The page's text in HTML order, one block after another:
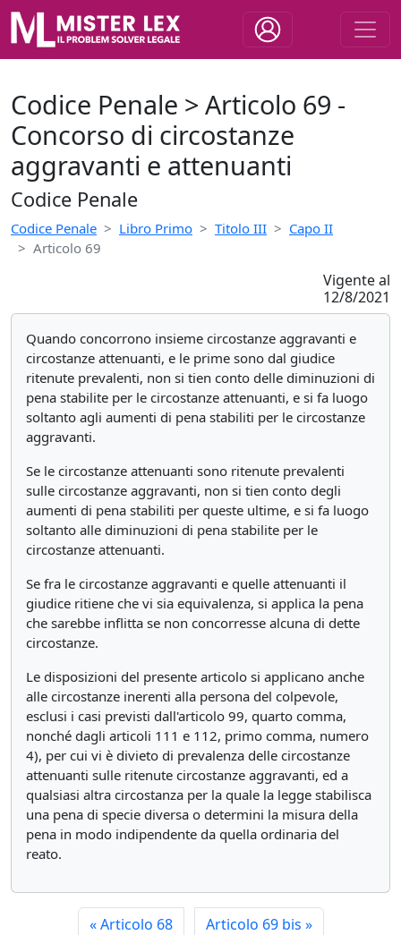
Codice Penale > Articolo 69 -
Concorso di circostanze
aggravanti e attenuanti
Codice Penale
Codice Penale Libro Primo Titolo III
Capo II
Articolo 69
Vigente al
12/8/2021
Quando concorrono insieme circostanze aggravanti e
circostanze attenuanti, e le prime sono dal giudice
ritenute prevalenti, non si tien conto delle diminuzioni di
pena stabilite per le circostanze attenuanti, e si fa luogo
soltanto agli aumenti di pena stabiliti per le circostanze
aggravanti.
Se le circostanze attenuanti sono ritenute prevalenti
sulle circostanze aggravanti, non si tien conto degli
aumenti di pena stabiliti per queste ultime, e si fa luogo
soltanto alle diminuzioni di pena stabilite per le
circostanze attenuanti.
Se fra le circostanze aggravanti e quelle attenuanti il
giudice ritiene che vi sia equivalenza, si applica la pena
che sarebbe inflitta se non concorresse alcuna di dette
circostanze.
Le disposizioni del presente articolo si applicano anche
alle circostanze inerenti alla persona del colpevole,
esclusi i casi previsti dall'articolo 99, quarto comma,
nonché dagli articoli 111 e 112, primo comma, numero
4), per cui vi è divieto di prevalenza delle circostanze
attenuanti sulle ritenute circostanze aggravanti, ed a
qualsiasi altra circostanza per la quale la legge stabilisca
una pena di specie diversa o determini la misura della
pena in modo indipendente da quella ordinaria del
reato.
«Articolo 68 Articolo 69 bis »